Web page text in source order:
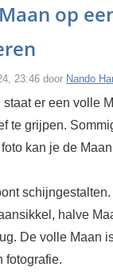
op
23:46 door Nando
staat er een volle
te grijpen.
kan je de
halve
De volle Maan
fotografie.